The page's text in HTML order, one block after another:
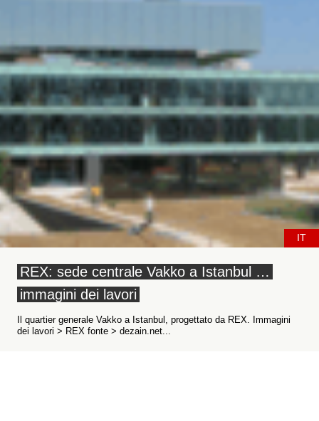
IT
REX: sede centrale Vakko a Istanbul …
immagini dei lavori
Il quartier generale Vakko a Istanbul, progettato da REX. Immagini
dei lavori > REX fonte > dezain.net...